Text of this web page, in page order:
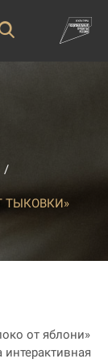
ТЫКОВКИ»
от яблони»